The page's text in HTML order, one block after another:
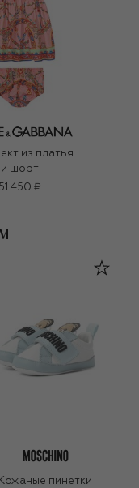
из платья
и шорт
51 450 ₽
Кожаные пинетки